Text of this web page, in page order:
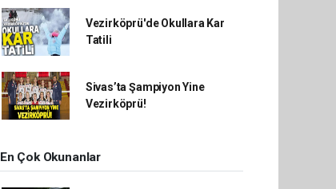
Vezirköprü'de Okullara Kar
Tatili
Sivas’ta Şampiyon Yine
Vezirköprü!
En Çok Okunanlar